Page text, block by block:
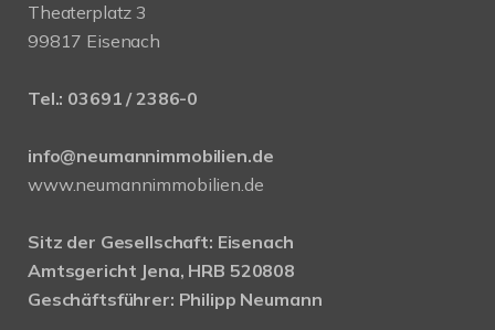
Theaterplatz 3
99817 Eisenach
Tel.: 03691 / 2386-0
info@neumannimmobilien.de
www.neumannimmobilien.de
Sitz der Gesellschaft: Eisenach
Amtsgericht Jena, HRB 520808
Geschäftsführer: Philipp Neumann